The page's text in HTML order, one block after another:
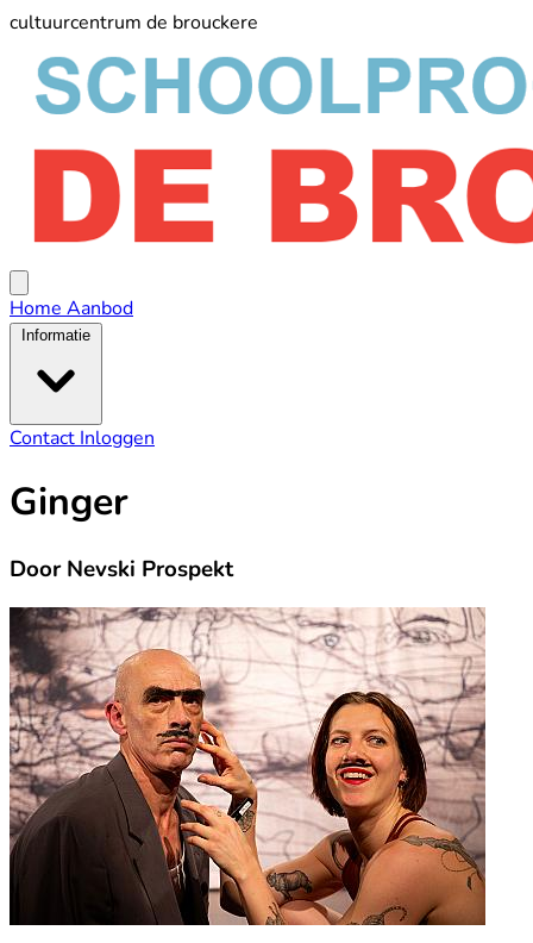
cultuurcentrum de brouckere
Broucker
menu
Home Aanbod
Informatie
Contact Inloggen
Ginger
Door Nevski Prospekt